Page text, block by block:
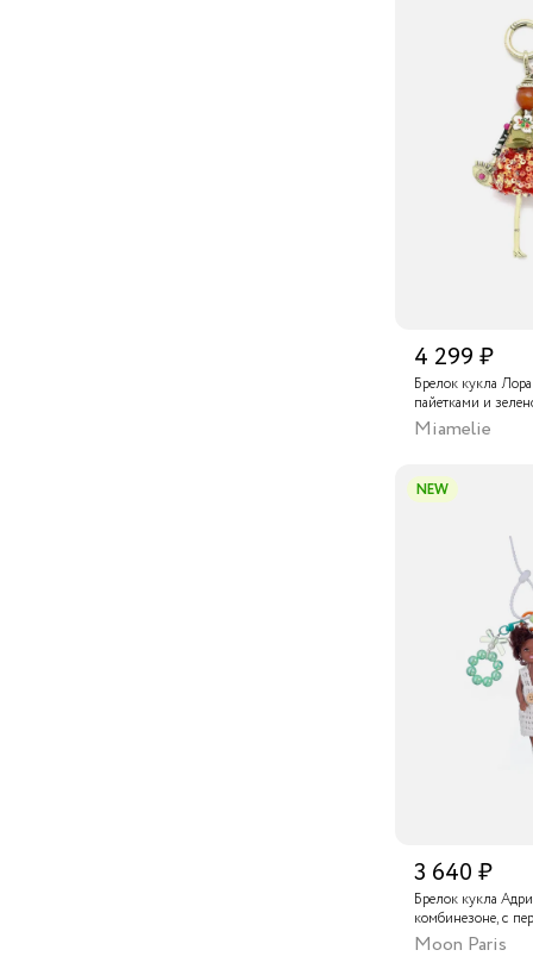
4 299 ₽
Брелок кукла
пайетками и
Miamelie
NEW
3 640 ₽
Брелок кукла
комбинезоне, с
бусинами
Moon Paris